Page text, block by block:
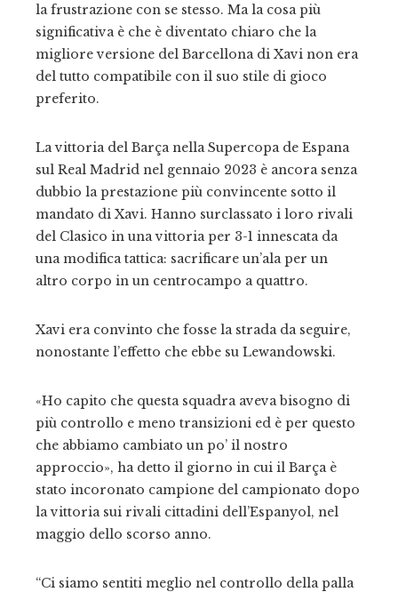
la frustrazione con se stesso. Ma la cosa più
significativa è che è diventato chiaro che la
migliore versione del Barcellona di Xavi non era
del tutto compatibile con il suo stile di gioco
preferito.
La vittoria del Barça nella Supercopa de Espana
sul Real Madrid nel gennaio 2023 è ancora senza
dubbio la prestazione più convincente sotto il
mandato di Xavi. Hanno surclassato i loro rivali
del Clasico in una vittoria per 3-1 innescata da
una modifica tattica: sacrificare un’ala per un
altro corpo in un centrocampo a quattro.
Xavi era convinto che fosse la strada da seguire,
nonostante l’effetto che ebbe su Lewandowski.
«Ho capito che questa squadra aveva bisogno di
più controllo e meno transizioni ed è per questo
che abbiamo cambiato un po’ il nostro
approccio», ha detto il giorno in cui il Barça è
stato incoronato campione del campionato dopo
la vittoria sui rivali cittadini dell’Espanyol, nel
maggio dello scorso anno.
“Ci siamo sentiti meglio nel controllo della palla